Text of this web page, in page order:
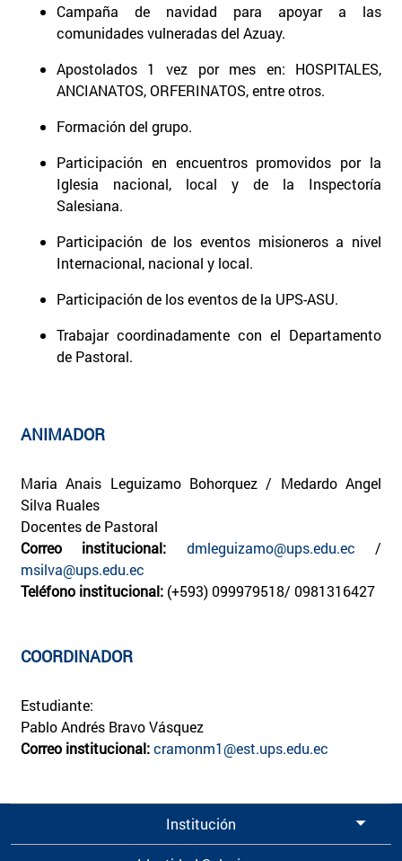
Campaña de navidad para apoyar a las
comunidades vulneradas del Azuay.
Apostolados 1 vez por mes en: HOSPITALES,
ANCIANATOS, ORFERINATOS, entre otros.
Formación del grupo.
Participación en encuentros promovidos por la
Iglesia nacional, local y de la Inspectoría
Salesiana.
Participación de los eventos misioneros a nivel
Internacional, nacional y local.
Participación de los eventos de la UPS-ASU.
Trabajar coordinadamente con el Departamento
de Pastoral.
ANIMADOR
Maria Anais Leguizamo Bohorquez / Medardo Angel
Silva Ruales
Docentes de Pastoral
Correo institucional: dmleguizamo@ups.edu.ec /
msilva@ups.edu.ec
Teléfono institucional:(+593) 099979518/ 0981316427
COORDINADOR
Estudiante:
Pablo Andrés Bravo Vásquez
Correo institucional:cramonm1@est.ups.edu.ec
Institución